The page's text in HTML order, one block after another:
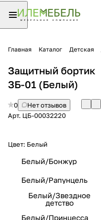
Главная Каталог Детская
Защитный бортик
ЗБ-01 (Белый)
0
Нет отзывов
Арт. ЦБ-00032220
Цвет: Белый
Белый/Бонжур
Белый/Рапунцель
Белый/Звездное
детство
Белый/Принцесса